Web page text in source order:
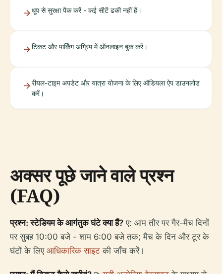
धूप से सुरक्षा पैक करें - कई सीटें ढकी नहीं हैं।
टिकट और पार्किंग अग्रिम में ऑनलाइन बुक करें।
रीयल-टाइम अपडेट और यात्रा योजना के लिए ऑडियला ऐप डाउनलोड
करें।
अक्सर पूछे जाने वाले प्रश्न
(FAQ)
प्रश्न: स्टेडियम के आगंतुक घंटे क्या हैं? ए: आम तौर पर गैर-मैच दिनों
पर सुबह 10:00 बजे - शाम 6:00 बजे तक; मैच के दिन और टूर के
घंटों के लिए आधिकारिक साइट की जाँच करें।